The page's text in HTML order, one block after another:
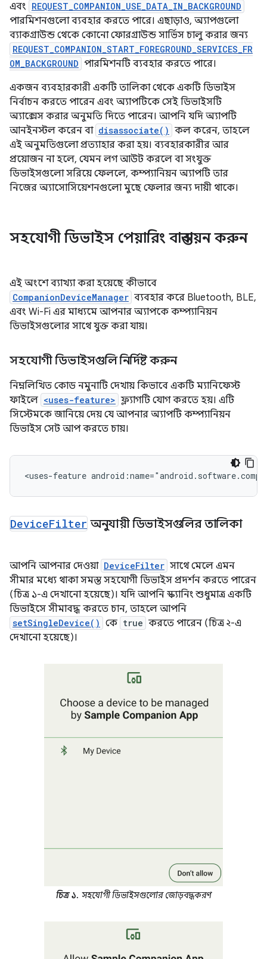
এবং REQUEST_COMPANION_USE_DATA_IN_BACKGROUND
পারমিশনগুলো ব্যবহার করতে পারে। এছাড়াও, অ্যাপগুলো
ব্যাকগ্রাউন্ড থেকে কোনো ফোরগ্রাউন্ড সার্ভিস চালু করার জন্য
REQUEST_COMPANION_START_FOREGROUND_SERVICES_FR
OM_BACKGROUND পারমিশনটি ব্যবহার করতে পারে।
একজন ব্যবহারকারী একটি তালিকা থেকে একটি ডিভাইস
নির্বাচন করতে পারেন এবং অ্যাপটিকে সেই ডিভাইসটি
অ্যাক্সেস করার অনুমতি দিতে পারেন। আপনি যদি অ্যাপটি
আনইনস্টল করেন বা disassociate() কল করেন, তাহলে
এই অনুমতিগুলো প্রত্যাহার করা হয়। ব্যবহারকারীর আর
প্রয়োজন না হলে, যেমন লগ আউট করলে বা সংযুক্ত
ডিভাইসগুলো সরিয়ে ফেললে, কম্প্যানিয়ন অ্যাপটি তার
নিজের অ্যাসোসিয়েশনগুলো মুছে ফেলার জন্য দায়ী থাকে।
সহযোগী ডিভাইস পেয়ারিং বাস্তবায়ন করুন
এই অংশে ব্যাখ্যা করা হয়েছে কীভাবে
CompanionDeviceManager ব্যবহার করে Bluetooth, BLE,
এবং Wi-Fi এর মাধ্যমে আপনার অ্যাপকে কম্প্যানিয়ন
ডিভাইসগুলোর সাথে যুক্ত করা যায়।
সহযোগী ডিভাইসগুলি নির্দিষ্ট করুন
নিম্নলিখিত কোড নমুনাটি দেখায় কিভাবে একটি ম্যানিফেস্ট
ফাইলে <uses-feature> ফ্ল্যাগটি যোগ করতে হয়। এটি
সিস্টেমকে জানিয়ে দেয় যে আপনার অ্যাপটি কম্প্যানিয়ন
ডিভাইস সেট আপ করতে চায়।
<uses-feature
DeviceFilter অনুযায়ী ডিভাইসগুলির তালিকা
আপনি আপনার দেওয়া DeviceFilter সাথে মেলে এমন
সীমার মধ্যে থাকা সমস্ত সহযোগী ডিভাইস প্রদর্শন করতে পারেন
(চিত্র ১-এ দেখানো হয়েছে)। যদি আপনি স্ক্যানিং শুধুমাত্র একটি
ডিভাইসে সীমাবদ্ধ করতে চান, তাহলে আপনি
setSingleDevice() কে true করতে পারেন (চিত্র ২-এ
দেখানো হয়েছে)।
চিত্র ১. সহযোগী ডিভাইসগুলোর জোড়বদ্ধকরণ